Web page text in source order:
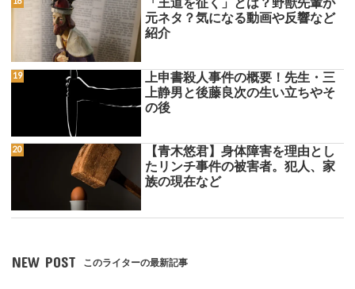
「王道を征く」とは？野獣先輩が
元ネタ？気になる動画や反響など
紹介
上申書殺人事件の概要！先生・三
上静男と後藤良次の生い立ちやそ
の後
【青木悠君】身体障害を理由とし
たリンチ事件の被害者。犯人、家
族の現在など
NEW POST このライターの最新記事